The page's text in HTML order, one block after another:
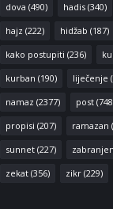
dova (490) hadis(340)
hajz (222) hidžab (187)
kako postupiti (236)
kurban (190) liječenje
namaz (2377) post
propisi (207) ramazan
sunnet(227)
zekat(356) zikr(229)